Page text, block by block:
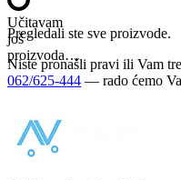
Učitavam
još
proizvoda…
Pregledali ste sve proizvode.
Niste pronašli pravi ili Vam
062/625-444 — rado ćemo